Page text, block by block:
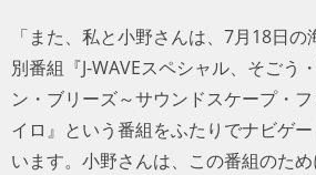
「また、私と小野さんは、7月18日の
別番組『J-WAVEスペシャル、そごう
ン・ブリーズ～サウンドスケープ・
イロ』という番組をふたりでナビゲ
います。小野さんは、この番組のた